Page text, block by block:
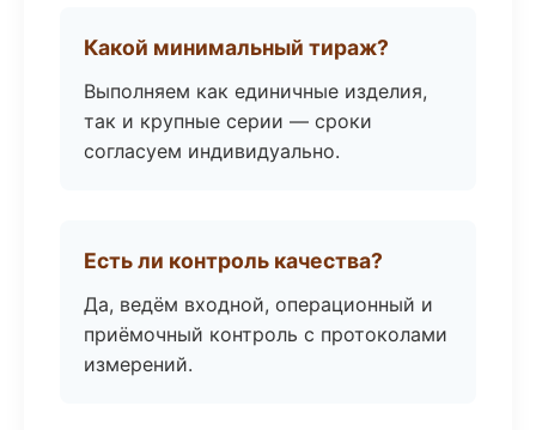
Какой минимальный тираж?
Выполняем как единичные изделия,
так и крупные серии — сроки
согласуем индивидуально.
Есть ли контроль качества?
Да, ведём входной, операционный и
приёмочный контроль с протоколами
измерений.